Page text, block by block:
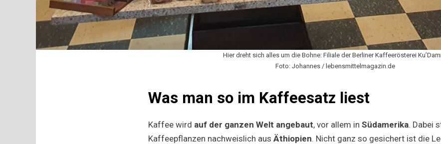
Hier dreht sich alles um die Bohne: Filiale der Berliner Kaffeerösterei
Foto: Johannes / lebensmittelmagazin.de
Was man so im Kaffeesatz liest
Kaffee wird auf der ganzen Welt angebaut, vor allem in Südamerika. Dabei
Kaffeepflanzen nachweislich aus Äthiopien. Nicht ganz so gesichert ist die